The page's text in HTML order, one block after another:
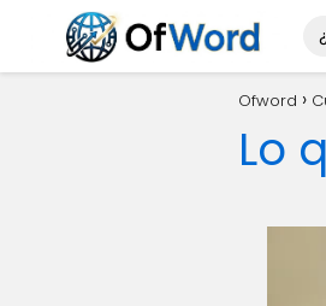
Ofword
Lo